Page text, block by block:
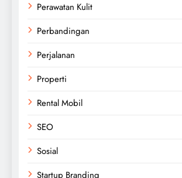
Perawatan Kulit
Perbandingan
Perjalanan
Properti
Rental Mobil
SEO
Sosial
Startup Branding